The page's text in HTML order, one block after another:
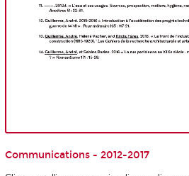
Communications - 2012-2017